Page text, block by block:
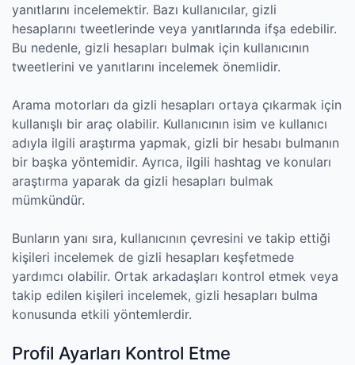
yanıtlarını incelemektir. Bazı kullanıcılar, gizli
hesaplarını tweetlerinde veya yanıtlarında ifşa edebilir.
Bu nedenle, gizli hesapları bulmak için kullanıcının
tweetlerini ve yanıtlarını incelemek önemlidir.
Arama motorları da gizli hesapları ortaya çıkarmak için
kullanışlı bir araç olabilir. Kullanıcının isim ve kullanıcı
adıyla ilgili araştırma yapmak, gizli bir hesabı bulmanın
bir başka yöntemidir. Ayrıca, ilgili hashtag ve konuları
araştırma yaparak da gizli hesapları bulmak
mümkündür.
Bunların yanı sıra, kullanıcının çevresini ve takip ettiği
kişileri incelemek de gizli hesapları keşfetmede
yardımcı olabilir. Ortak arkadaşları kontrol etmek veya
takip edilen kişileri incelemek, gizli hesapları bulma
konusunda etkili yöntemlerdir.
Profil Ayarları Kontrol Etme